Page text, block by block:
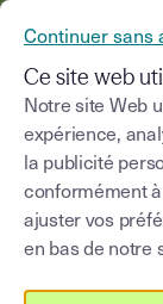
Blog
Choisir une
Continuer sans
Ce site web
Notre site Web
expérience,
la publicité
conformément
ajuster vos
en bas de notre